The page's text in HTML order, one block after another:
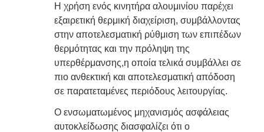
Η χρήση ενός κινητήρα αλουμινίου παρέχει
εξαιρετική θερμική διαχείριση, συμβάλλοντας
στην αποτελεσματική ρύθμιση των επιπέδων
θερμότητας και την πρόληψη της
υπερθέρμανσης,η οποία τελικά συμβάλλει σε
πιο ανθεκτική και αποτελεσματική απόδοση
σε παρατεταμένες περιόδους λειτουργίας.
Ο ενσωματωμένος μηχανισμός ασφάλειας
αυτοκλείδωσης διασφαλίζει ότι ο